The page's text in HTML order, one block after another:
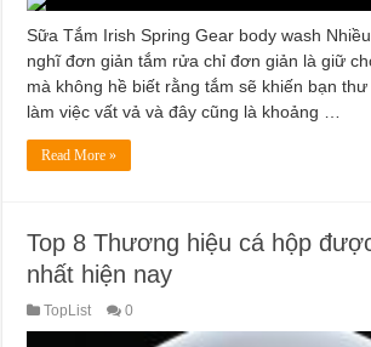
Sữa Tắm Irish Spring Gear body wash
nghĩ đơn giản tắm rửa chỉ đơn giản là giữ
mà không hề biết rằng tắm sẽ khiến bạn
làm việc vất vả và đây cũng là khoảng …
Read More »
Top 8 Thương hiệu cá hộp
nhất hiện nay
TopList 0